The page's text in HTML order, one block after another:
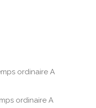
ordinaire A
ordinaire A